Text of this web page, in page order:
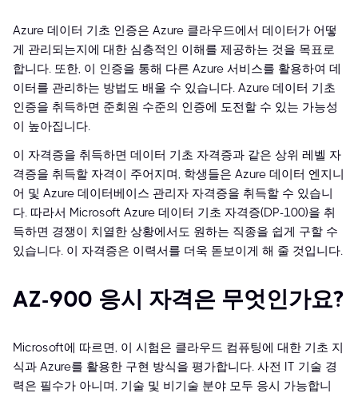
Azure 데이터 기초 인증은 Azure 클라우드에서 데이터가 어떻
게 관리되는지에 대한 심층적인 이해를 제공하는 것을 목표로
합니다. 또한, 이 인증을 통해 다른 Azure 서비스를 활용하여 데
이터를 관리하는 방법도 배울 수 있습니다. Azure 데이터 기초
인증을 취득하면 준회원 수준의 인증에 도전할 수 있는 가능성
이 높아집니다.
이 자격증을 취득하면 데이터 기초 자격증과 같은 상위 레벨 자
격증을 취득할 자격이 주어지며, 학생들은 Azure 데이터 엔지니
어 및 Azure 데이터베이스 관리자 자격증을 취득할 수 있습니
다. 따라서 Microsoft Azure 데이터 기초 자격증(DP-100)을 취
득하면 경쟁이 치열한 상황에서도 원하는 직종을 쉽게 구할 수
있습니다. 이 자격증은 이력서를 더욱 돋보이게 해 줄 것입니다.
AZ-900 응시 자격은 무엇인가요?
Microsoft에 따르면, 이 시험은 클라우드 컴퓨팅에 대한 기초 지
식과 Azure를 활용한 구현 방식을 평가합니다. 사전 IT 기술 경
력은 필수가 아니며, 기술 및 비기술 분야 모두 응시 가능합니